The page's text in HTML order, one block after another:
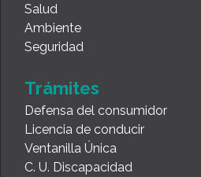
Salud
Ambiente
Seguridad
Trámites
Defensa del consumidor
Licencia de conducir
Ventanilla Única
C. U. Discapacidad